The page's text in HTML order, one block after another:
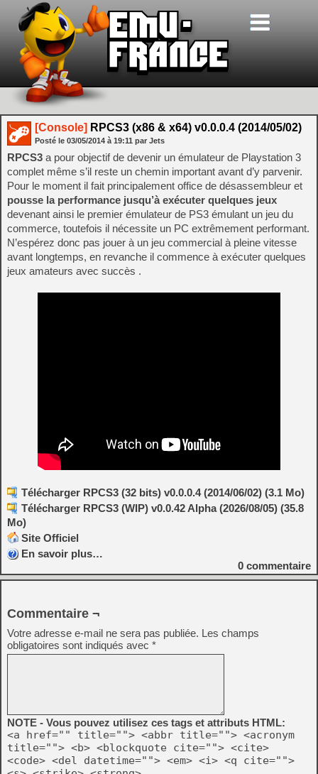
[Console] RPCS3 (x86 & x64) v0.0.0.4 (2014/05/02)
Posté le 03/05/2014 à 19:11 par Jets
RPCS3 a pour objectif de devenir un émulateur de Playstation 3
complet même s’il reste un chemin important avant d’y parvenir.
Pour le moment il fait principalement office de désassembleur et
pousse la performance jusqu’à exécuter quelques jeux
devenant ainsi le premier émulateur de PS3 émulant un jeu du
commerce, toutefois il nécessite un PC extrêmement performant.
N’espérez donc pas jouer à un jeu commercial à pleine vitesse
avant longtemps, en revanche il commence à exécuter quelques
jeux amateurs avec succès .
Télécharger RPCS3 (32 bits) v0.0.0.4 (2014/06/02) (3.1 Mo)
Télécharger RPCS3 (WIP) v0.0.42 Alpha (2026/08/05) (35.8
Mo)
Site Officiel
En savoir plus…
0 commentaire
Commentaire ¬
Votre adresse e-mail ne sera pas publiée. Les champs
obligatoires sont indiqués avec *
NOTE - Vous pouvez utilisez ces tags et attributs HTML:
<a href="" title=""> <abbr title=""> <acronym
title=""> <b> <blockquote cite=""> <cite>
<code> <del datetime=""> <em> <i> <q cite="">